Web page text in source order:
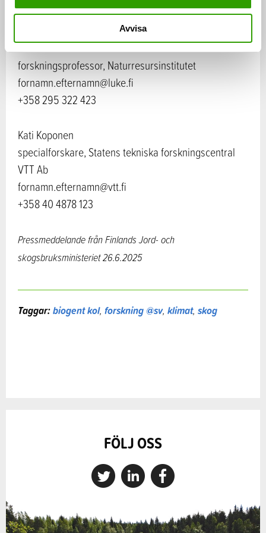
Avvisa
+358 295 162 066
Ilkka Leinonen
forskningsprofessor, Naturresursinstitutet
fornamn.efternamn@luke.fi
+358 295 322 423
Kati Koponen
specialforskare, Statens tekniska forskningscentral
VTT Ab
fornamn.efternamn@vtt.fi
+358 40 4878 123
Pressmeddelande från Finlands Jord- och
skogsbruksministeriet 26.6.2025
Taggar:biogent kol, forskning @sv, klimat, skog
FÖLJ OSS